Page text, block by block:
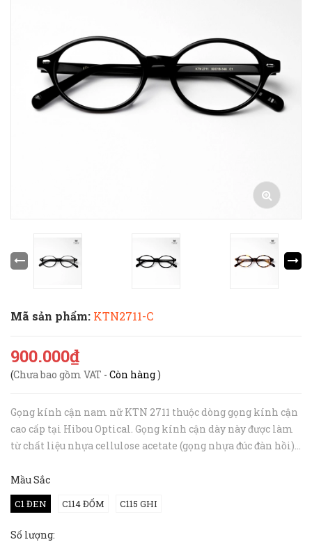
Mã sản phẩm: KTN2711-C
900.000₫
(Chưa bao gồm VAT - Còn hàng)
Gọng kính cận nam nữ KTN 2711 thuộc dòng gọng kính cận
cao cấp tại Hibou Optical. Gọng kính cận dày này được làm
từ chất liệu nhựa cellulose acetate (gọng nhựa đúc đàn hồi)
tối giản phù h...
Mầu Sắc
C1 ĐEN C114 ĐỐM C115 GHI
Số lượng: